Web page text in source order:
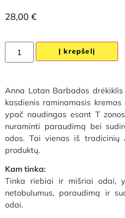
28,00 €
Į krepšelį
Anna Lotan Barbados
kasdienis raminamasis
ypač naudingas esant T
nuraminti paraudimą bei
odos. Tai vienas iš tradicinių
produktų.
Kam tinka:
Tinka riebiai ir mišriai odai,
netobulumus, paraudimą ir
odai.